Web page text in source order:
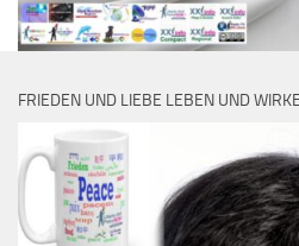
FRIEDEN UND LIEBE LEBEN UND